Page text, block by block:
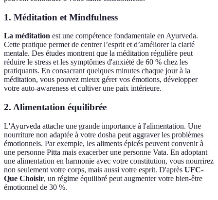
1. Méditation et Mindfulness
La méditation est une compétence fondamentale en Ayurveda.
Cette pratique permet de centrer l’esprit et d’améliorer la clarté
mentale. Des études montrent que la méditation régulière peut
réduire le stress et les symptômes d'anxiété de 60 % chez les
pratiquants. En consacrant quelques minutes chaque jour à la
méditation, vous pouvez mieux gérer vos émotions, développer
votre auto-awareness et cultiver une paix intérieure.
2. Alimentation équilibrée
L'Ayurveda attache une grande importance à l'alimentation. Une
nourriture non adaptée à votre dosha peut aggraver les problèmes
émotionnels. Par exemple, les aliments épicés peuvent convenir à
une personne Pitta mais exacerber une personne Vata. En adoptant
une alimentation en harmonie avec votre constitution, vous nourrirez
non seulement votre corps, mais aussi votre esprit. D'après UFC-
Que Choisir, un régime équilibré peut augmenter votre bien-être
émotionnel de 30 %.